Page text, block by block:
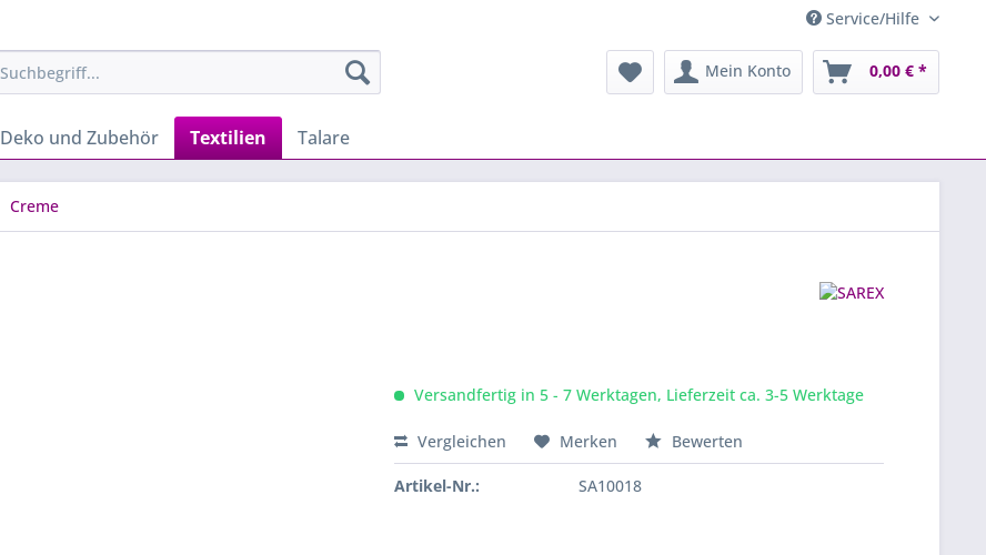
Service/Hilfe
Mein Konto 0,00 € *
Deko und Zubehör Textilien Talare
Creme
Versandfertig in 5 - 7 Werktagen, Lieferzeit ca. 3-5 Werktage
Vergleichen Merken Bewerten
Artikel-Nr.: SA10018